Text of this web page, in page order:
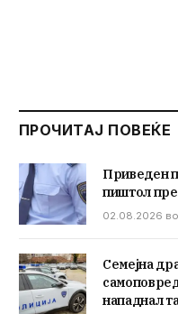
ПРОЧИТАЈ ПОВЕЌЕ
Приведен
пиштол
02.08.2026
Семејна
нападнал